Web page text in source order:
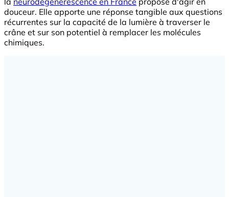
douceur. Elle apporte une réponse tangible aux questions
récurrentes sur la capacité de la lumière à traverser le
crâne et sur son potentiel à remplacer les molécules
chimiques.